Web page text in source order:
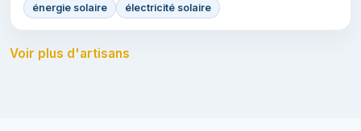
énergie solaire
électricité solaire
Voir plus d'artisans